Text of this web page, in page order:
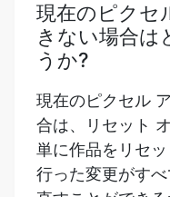
現在のピクセ
きない場合は
うか?
現在のピクセル
合は、リセット
単に作品をリセッ
行った変更がす